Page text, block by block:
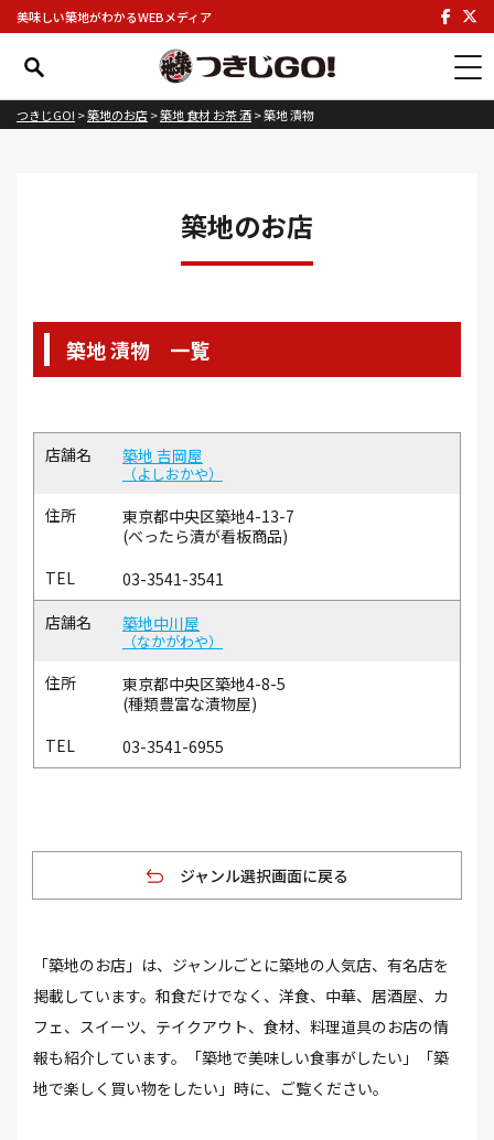
美味しい築地がわかるWEBメディア
つきじGO! >築地のお店>築地 食材 お茶 酒>築地 漬物
築地のお店
築地 漬物 一覧
築地 吉岡屋
よしおかや
東京都中央区築地4-13-7
(べったら漬が看板商品)
03-3541-3541
築地中川屋
なかがわや
東京都中央区築地4-8-5
(種類豊富な漬物屋)
03-3541-6955
ジャンル選択画面に戻る
「築地のお店」は、ジャンルごとに築地の人気店、有名店を
掲載しています。和食だけでなく、洋食、中華、居酒屋、カ
フェ、スイーツ、テイクアウト、食材、料理道具のお店の情
報も紹介しています。「築地で美味しい食事がしたい」「築
地で楽しく買い物をしたい」時に、ご覧ください。